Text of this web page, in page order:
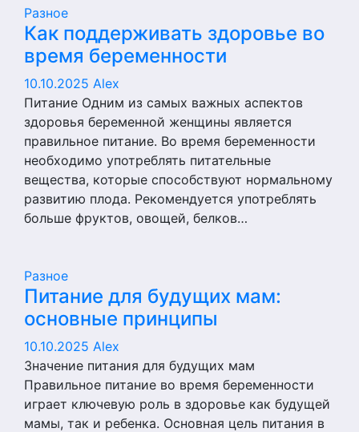
Разное
Как поддерживать здоровье во
время беременности
10.10.2025 Alex
Питание Одним из самых важных аспектов
здоровья беременной женщины является
правильное питание. Во время беременности
необходимо употреблять питательные
вещества, которые способствуют нормальному
развитию плода. Рекомендуется употреблять
больше фруктов, овощей, белков…
Разное
Питание для будущих мам:
основные принципы
10.10.2025 Alex
Значение питания для будущих мам
Правильное питание во время беременности
играет ключевую роль в здоровье как будущей
мамы, так и ребенка. Основная цель питания в